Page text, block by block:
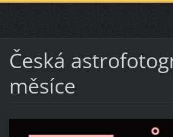
Česká
měsíce